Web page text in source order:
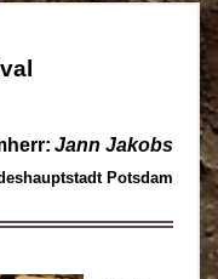
Jann Jakobs
Potsdam